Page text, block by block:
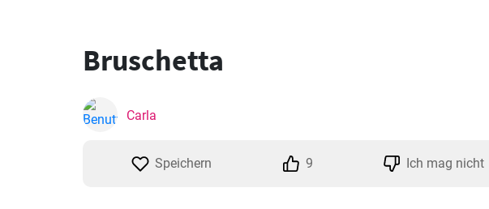
Bruschetta
Carla
Speichern 9 Ich mag nicht